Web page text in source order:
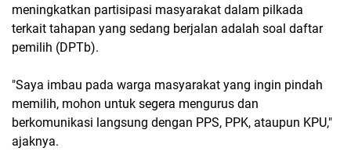
meningkatkan partisipasi masyarakat dalam pilkada
terkait tahapan yang sedang berjalan adalah soal daftar
pemilih (DPTb).
"Saya imbau pada warga masyarakat yang ingin pindah
memilih, mohon untuk segera mengurus dan
berkomunikasi langsung dengan PPS, PPK, ataupun KPU,"
ajaknya.